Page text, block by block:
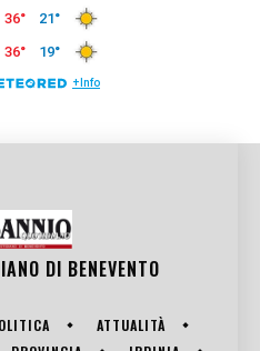
DI BENEVENTO
ATTUALITÀ